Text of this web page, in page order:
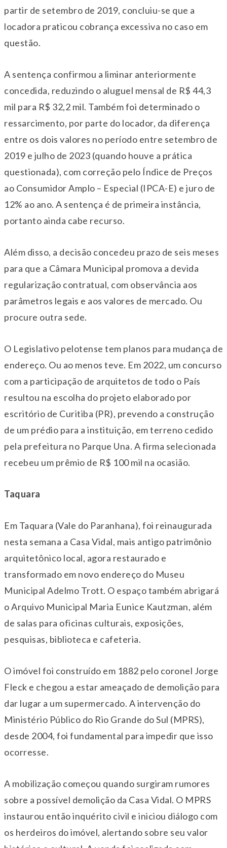
partir de setembro de 2019, concluiu-se que a
locadora praticou cobrança excessiva no caso em
questão.
A sentença confirmou a liminar anteriormente
concedida, reduzindo o aluguel mensal de R$ 44,3
mil para R$ 32,2 mil. Também foi determinado o
ressarcimento, por parte do locador, da diferença
entre os dois valores no período entre setembro de
2019 e julho de 2023 (quando houve a prática
questionada), com correção pelo Índice de Preços
ao Consumidor Amplo – Especial (IPCA-E) e juro de
12% ao ano. A sentença é de primeira instância,
portanto ainda cabe recurso.
Além disso, a decisão concedeu prazo de seis meses
para que a Câmara Municipal promova a devida
regularização contratual, com observância aos
parâmetros legais e aos valores de mercado. Ou
procure outra sede.
O Legislativo pelotense tem planos para mudança de
endereço. Ou ao menos teve. Em 2022, um concurso
com a participação de arquitetos de todo o País
resultou na escolha do projeto elaborado por
escritório de Curitiba (PR), prevendo a construção
de um prédio para a instituição, em terreno cedido
pela prefeitura no Parque Una. A firma selecionada
recebeu um prêmio de R$ 100 mil na ocasião.
Taquara
Em Taquara (Vale do Paranhana), foi reinaugurada
nesta semana a Casa Vidal, mais antigo patrimônio
arquitetônico local, agora restaurado e
transformado em novo endereço do Museu
Municipal Adelmo Trott. O espaço também abrigará
o Arquivo Municipal Maria Eunice Kautzman, além
de salas para oficinas culturais, exposições,
pesquisas, biblioteca e cafeteria.
O imóvel foi construído em 1882 pelo coronel Jorge
Fleck e chegou a estar ameaçado de demolição para
dar lugar a um supermercado. A intervenção do
Ministério Público do Rio Grande do Sul (MPRS),
desde 2004, foi fundamental para impedir que isso
ocorresse.
A mobilização começou quando surgiram rumores
sobre a possível demolição da Casa Vidal. O MPRS
instaurou então inquérito civil e iniciou diálogo com
os herdeiros do imóvel, alertando sobre seu valor